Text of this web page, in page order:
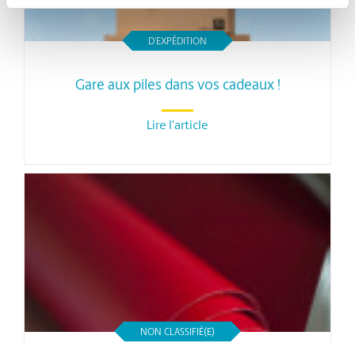
D’EXPÉDITION
Gare aux piles dans vos cadeaux !
Lire l'article
NON CLASSIFIÉ(E)